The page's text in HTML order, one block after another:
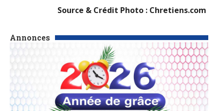
Annonces
Source & Crédit Photo : Chretiens.com